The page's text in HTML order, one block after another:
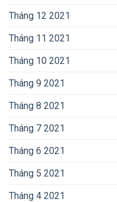
Tháng 12 2021
Tháng 11 2021
Tháng 10 2021
Tháng 9 2021
Tháng 8 2021
Tháng 7 2021
Tháng 6 2021
Tháng 5 2021
Tháng 4 2021